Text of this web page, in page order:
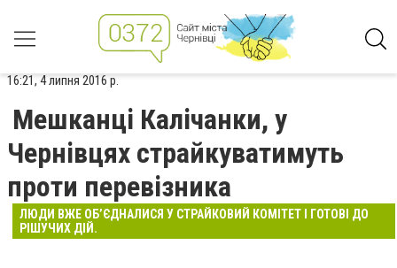
16:21, 4 липня 2016 р.
Мешканці Калічанки, у
Чернівцях страйкуватимуть
проти перевізника
ЛЮДИ ВЖЕ ОБ’ЄДНАЛИСЯ У СТРАЙКОВИЙ КОМІТЕТ І ГОТОВІ ДО
РІШУЧИХ ДІЙ.